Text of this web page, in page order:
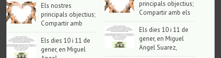
Els nostres
principals objectius;
Compartir amb
Els dies 10 i 11 de
gener, en Miguel
principals objectius;
Compartir amb els
Els dies 10 i 11 de
gener, en Miguel
Angel Suarez,